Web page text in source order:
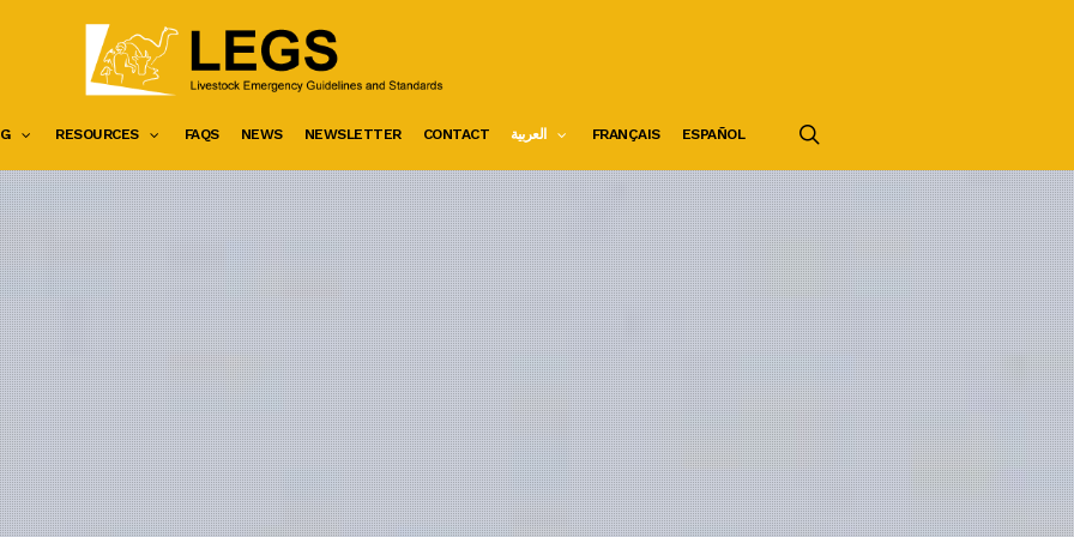
RESOURCES FAQS NEWS NEWSLETTER CONTACT العربية FRANÇAIS ESPAÑOL